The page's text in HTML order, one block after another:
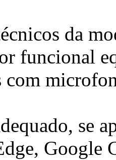
da
funcional
com
se